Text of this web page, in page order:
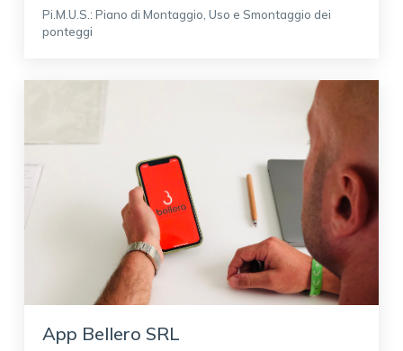
Pi.M.U.S.: Piano di Montaggio, Uso e Smontaggio dei
ponteggi
App Bellero SRL